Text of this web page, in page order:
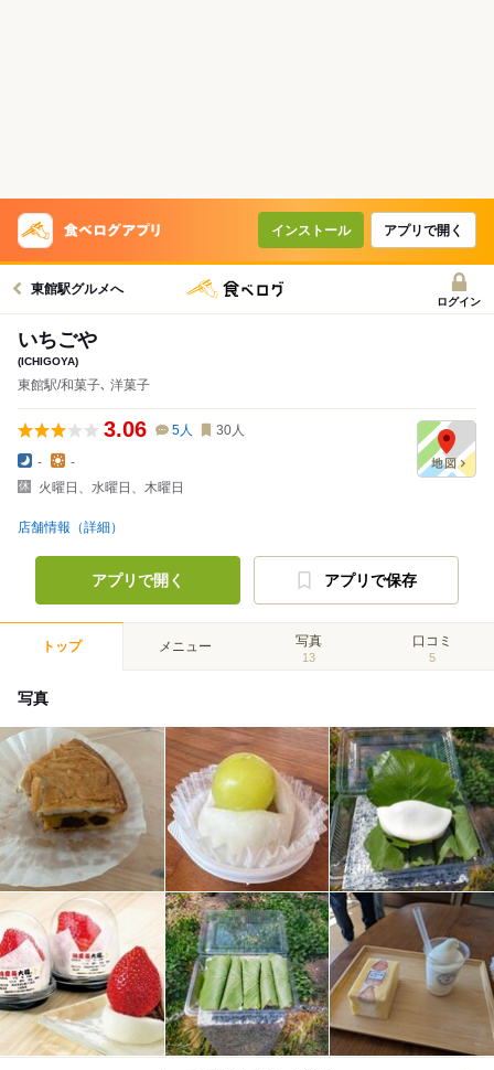
インストール アプリで開く
東館駅グルメへ
ログイン
いちごや
(ICHIGOYA)
東館駅/和菓子､ 洋菓子
3.06 5人 30人
-
-
火曜日、水曜日、木曜日
店舗情報（詳細）
アプリで開く アプリで保存
トップ メニュー 写真
13
口コミ
5
写真